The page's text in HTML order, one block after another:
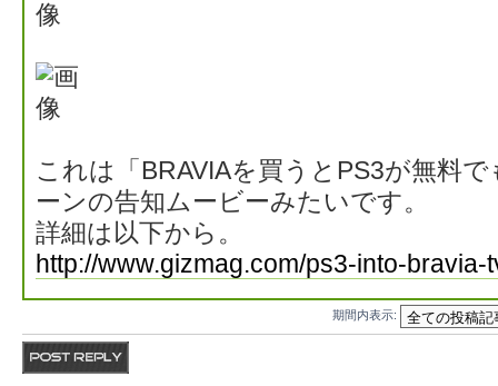
これは「BRAVIAを買うとPS3が無料
ーンの告知ムービーみたいです。
詳細は以下から。
http://www.gizmag.com/ps3-into-bravia-
期間内表示: